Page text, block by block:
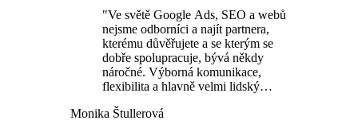
"Ve světě Google Ads, SEO a webů
nejsme odborníci a najít partnera,
kterému důvěřujete a se kterým se
dobře spolupracuje, bývá někdy
náročné. Výborná komunikace,
flexibilita a hlavně velmi lidský
Monika Štullerová